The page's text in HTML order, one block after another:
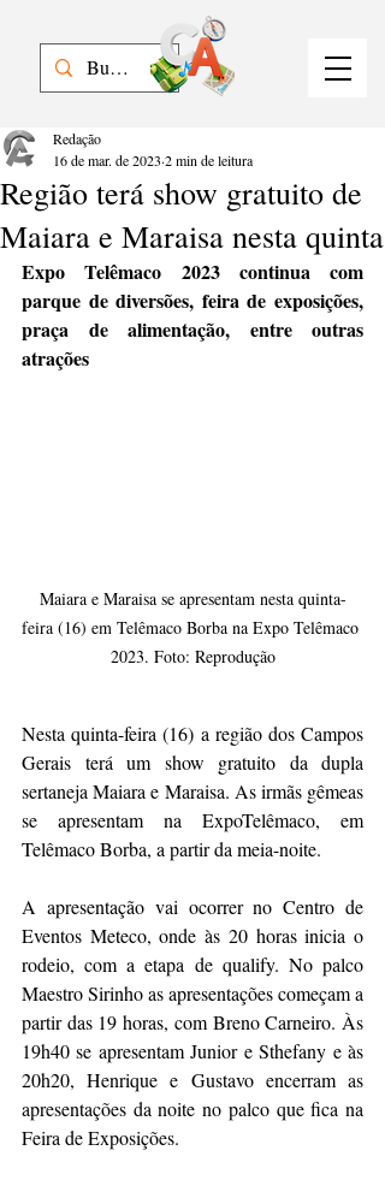
Região terá show gratuito de
Maiara e Maraisa nesta quinta
Redação
16 de mar. de 2023 2 min de leitura
Expo Telêmaco 2023 continua com
parque de diversões, feira de exposições,
praça de alimentação, entre outras
atrações
Maiara e Maraisa se apresentam nesta quinta-
feira (16) em Telêmaco Borba na Expo Telêmaco
2023. Foto: Reprodução
Nesta quinta-feira (16) a região dos Campos
Gerais terá um show gratuito da dupla
sertaneja Maiara e Maraisa. As irmãs gêmeas
se apresentam na ExpoTelêmaco, em
Telêmaco Borba, a partir da meia-noite.
A apresentação vai ocorrer no Centro de
Eventos Meteco, onde às 20 horas inicia o
rodeio, com a etapa de qualify. No palco
Maestro Sirinho as apresentações começam a
partir das 19 horas, com Breno Carneiro. Às
19h40 se apresentam Junior e Sthefany e às
20h20, Henrique e Gustavo encerram as
apresentações da noite no palco que fica na
Feira de Exposições.